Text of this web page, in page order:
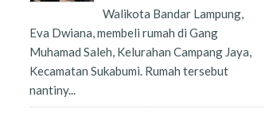
Walikota Bandar Lampung,
Eva Dwiana, membeli rumah di Gang
Muhamad Saleh, Kelurahan Campang Jaya,
Kecamatan Sukabumi. Rumah tersebut
nantiny...